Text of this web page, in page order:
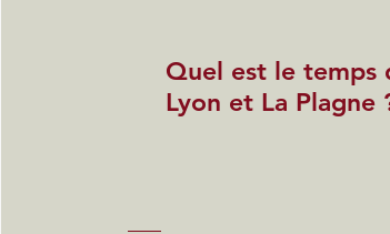
Quel est le
Lyon et La Plagne